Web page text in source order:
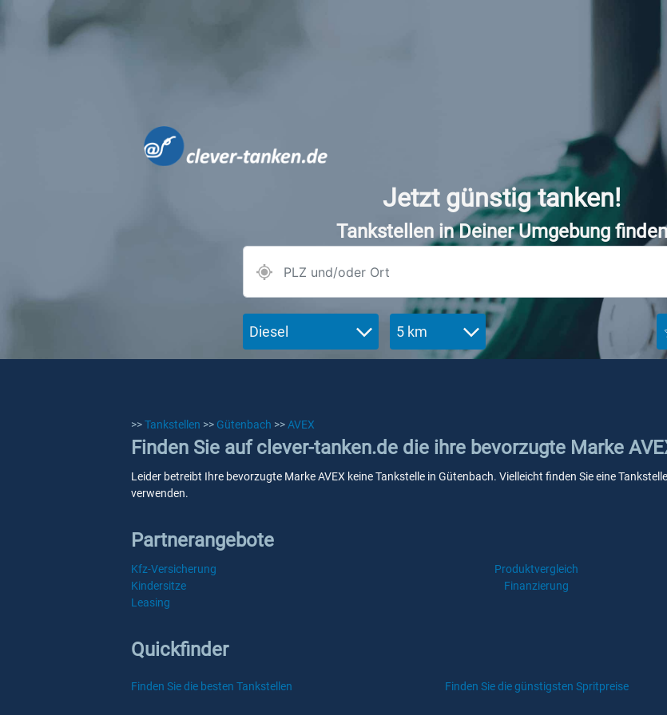
Jetzt günstig tanken!
Tankstellen in Deiner Umgebung finden
Diesel 5 km
>>Tankstellen >> Gütenbach >>AVEX
Finden Sie auf clever-tanken.de die ihre bevorzugte Marke
Leider betreibt Ihre bevorzugte Marke AVEX keine Tankstelle in Gütenbach. Vielleicht finden Sie eine
verwenden.
Partnerangebote
Kfz-Versicherung Produktvergleich
Kindersitze
Finanzierung
Leasing
Quickfinder
Finden Sie die besten Tankstellen Finden Sie die günstigsten Spritpreise